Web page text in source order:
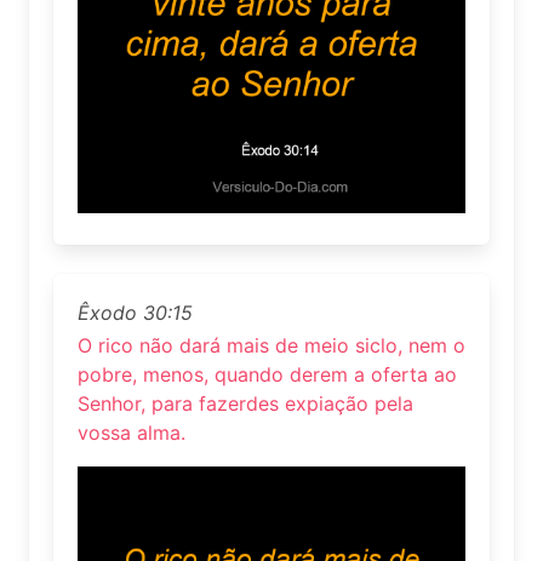
Êxodo 30:15
O rico não dará mais de meio siclo, nem o
pobre, menos, quando derem a oferta ao
Senhor, para fazerdes expiação pela
vossa alma.